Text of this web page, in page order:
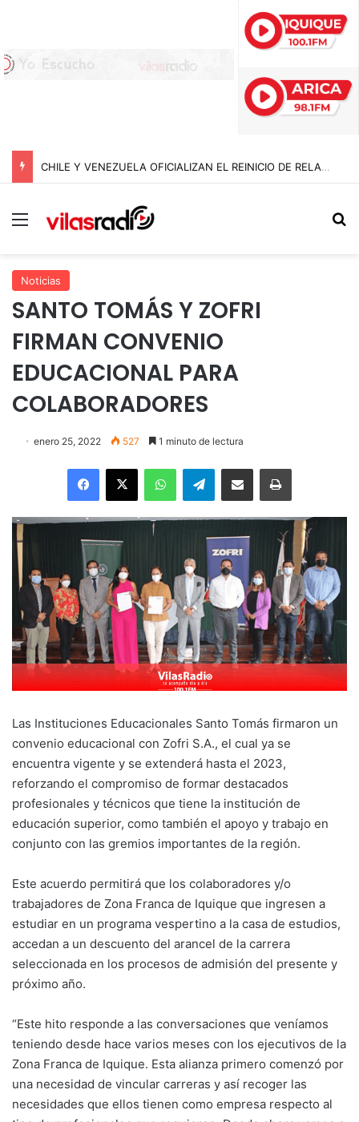
CHILE Y VENEZUELA OFICIALIZAN EL REINICIO DE RELACIONES CONSULARES Y AVANZAN HACIA LA NORMALIZACIÓN DE VÍNCULOS BILATERALES
Menú
Noticias
SANTO TOMÁS Y ZOFRI
FIRMAN CONVENIO
EDUCACIONAL PARA
COLABORADORES
enero 25, 2022 527 1 minuto de lectura
Facebook
X WhatsAppTelegramEnviar vía email Imprimir
Las Instituciones Educacionales Santo Tomás firmaron un
convenio educacional con Zofri S.A., el cual ya se
encuentra vigente y se extenderá hasta el 2023,
reforzando el compromiso de formar destacados
profesionales y técnicos que tiene la institución de
educación superior, como también el apoyo y trabajo en
conjunto con las gremios importantes de la región.
Este acuerdo permitirá que los colaboradores y/o
trabajadores de Zona Franca de Iquique que ingresen a
estudiar en un programa vespertino a la casa de estudios,
accedan a un descuento del arancel de la carrera
seleccionada en los procesos de admisión del presente y
próximo año.
“Este hito responde a las conversaciones que veníamos
teniendo desde hace varios meses con los ejecutivos de la
Zona Franca de Iquique. Esta alianza primero comenzó por
una necesidad de vincular carreras y así recoger las
necesidades que ellos tienen como empresa respecto al